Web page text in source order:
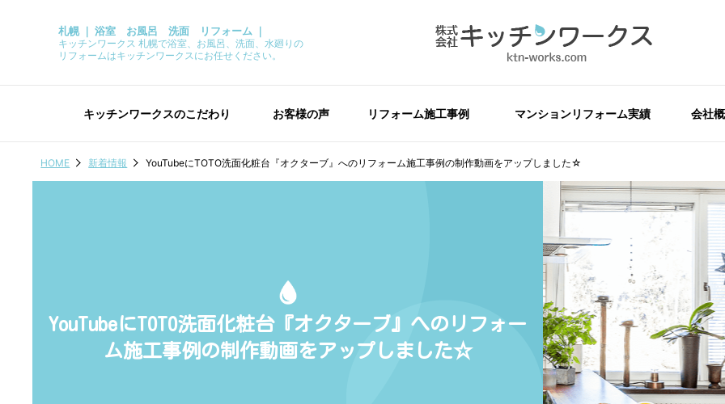
札幌 ｜ 浴室 お風呂 洗面 リフォーム ｜
キッチンワークス 札幌で浴室、お風呂、洗面、水廻りの
リフォームはキッチンワークスにお任せください。
キッチンワークスのこだわり お客様の声 リフォーム施工事例 マンションリフォーム実績 会社
HOME 新着情報 YouTubeにTOTO洗面化粧台『オクターブ』へのリフォーム施工事例の制作動画をアップしました☆
YouTubeにTOTO洗面化粧台『オクターブ』へのリフォー
ム施工事例の制作動画をアップしました☆